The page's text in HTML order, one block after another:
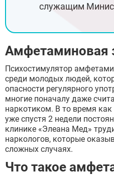
служащим
Амфетаминовая
Психостимулятор
среди молодых людей,
опасности регулярного
многие поначалу даже
наркотиком. В то время
уже спустя 2 недели
клинике «Элеана Мед»
наркологов, которые
сложных случаях.
Что такое